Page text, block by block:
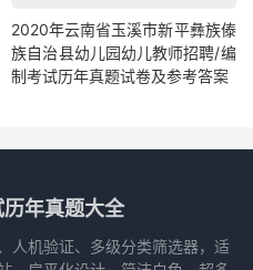
2020年云南省玉溪市新平彝族傣
族自治县幼儿园幼儿教师招聘/编
制考试历年真题试卷及参考答案
年真题大全
人机验证、多级分类筛选器，适